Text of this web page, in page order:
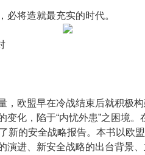
必将造就最充实的时代。
，欧盟早在冷战结束后就积极
变化，陷于“内忧外患”之困境
新的安全战略报告。本书以欧
演进、新安全战略的出台背景